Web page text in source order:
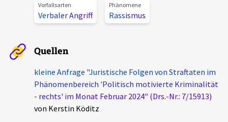
Alle Beiträge
Pressemitteilungen
Podcasts
Über uns
Projektbeschreibung
Unterstützer_innen
Vorfallsarten
Verbaler Angriff
Phänomene
Rassismus
Quellen
kleine Anfrage "Juristische Folgen von Straftaten im
Phänomenbereich 'Politisch motivierte Kriminalität
- rechts' im Monat Februar 2024" (Drs.-Nr.: 7/15913)
von Kerstin Köditz